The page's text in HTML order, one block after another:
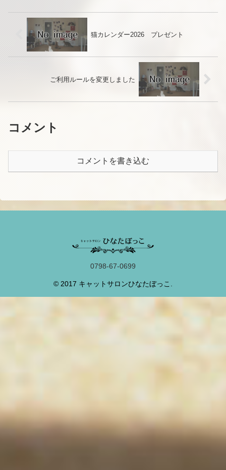
猫カレンダー2026 プレゼント
ご利用ルールを変更しました
コメント
コメントを書き込む
0798-67-0699
© 2017 キャットサロンひなたぼっこ.